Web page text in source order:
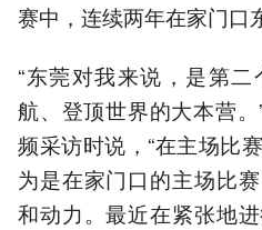
赛中，连续两年在家门口
“东莞对我来说，是第
航、登顶世界的大本营
频采访时说，“在主场比
为是在家门口的主场比
和动力。最近在紧张地